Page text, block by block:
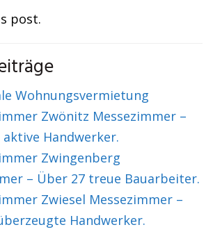
post.
Wohnungsvermietung
Zwönitz Messezimmer –
aktive Handwerker.
Zwingenberg
– Über 27 treue Bauarbeiter.
Zwiesel Messezimmer –
Handwerker.